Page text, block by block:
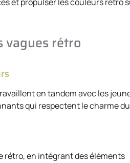
vagues rétro
en tandem avec les
qui respectent le charme du
rétro, en intégrant des éléments